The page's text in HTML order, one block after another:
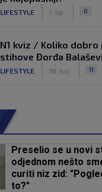
LIFESTYLE 1. lip. 0
N1 kviz / Koliko dobro
stihove Đorđa
LIFESTYLE 18. svi. 11
Preselio se u novi
odjednom nešto
curiti niz zid:
to?"